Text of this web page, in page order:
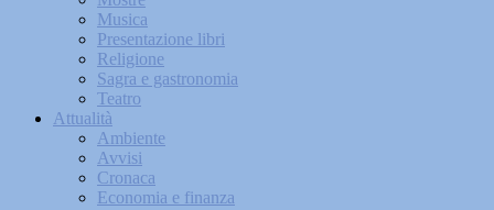
Musica
Presentazione libri
Religione
Sagra e gastronomia
Teatro
Attualità
Ambiente
Avvisi
Cronaca
Economia e finanza